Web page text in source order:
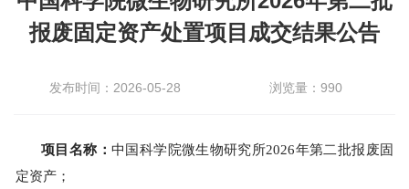
报废固定资产处置项目成交结果公告
发布时间：2026-05-28 浏览量：990
项目名称： 中国科学院微生物研究所2026年第二批报废固
定资产；